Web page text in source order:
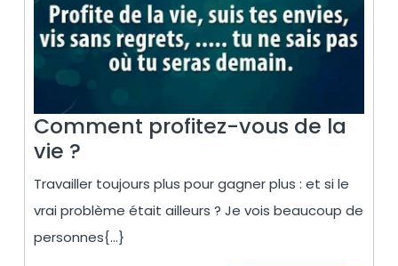
Comment profitez-vous de la
vie ?
profitez-
vous
de
la
Travailler toujours plus pour gagner plus : et si le
vrai problème était ailleurs ? Je vois beaucoup de
personnes{...}